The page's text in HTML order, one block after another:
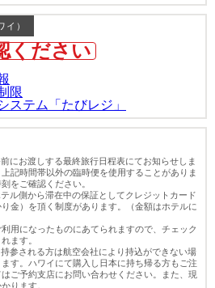
）
ください
限
ステム「たびレジ」
にお渡しする最終旅行日程表にてお知らせしま
記時間帯以外の臨時便を使用することがありま
をご確認ください。
ル側から滞在中の保証としてクレジットカード
金）を頂く制度があります。（金額はホテルに
用になったものにあてられますので、チェック
ます。
参される方は航空会社により持込ができない場
す。ハワイにて購入し日本に持ち帰る方もご注
ご予約支店にお問い合わせください。また、現
ります。